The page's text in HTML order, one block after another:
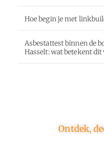
Hoe begin je met
Asbestattest binnen de
Hasselt: wat betekent dit
Ontdek,